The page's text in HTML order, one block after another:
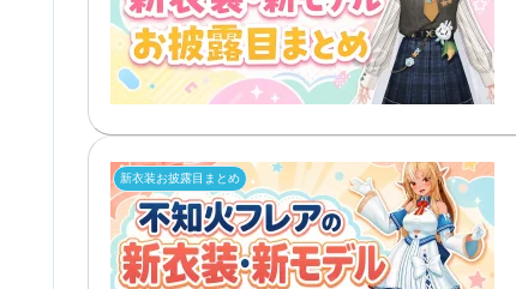
新衣装お披露目まとめ